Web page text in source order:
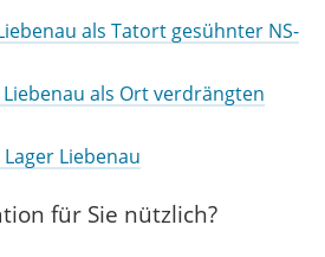
als Tatort gesühnter NS-
als Ort verdrängten
Liebenau
für Sie nützlich?